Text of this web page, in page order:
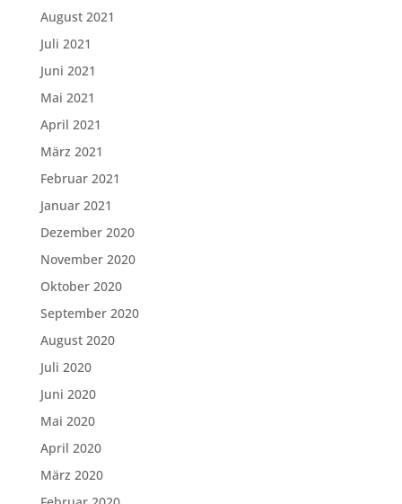
August 2021
Juli 2021
Juni 2021
Mai 2021
April 2021
März 2021
Februar 2021
Januar 2021
Dezember 2020
November 2020
Oktober 2020
September 2020
August 2020
Juli 2020
Juni 2020
Mai 2020
April 2020
März 2020